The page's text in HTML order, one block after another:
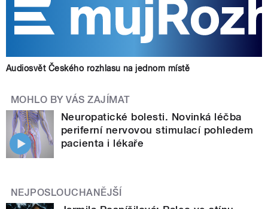
Audiosvět Českého rozhlasu na jednom místě
MOHLO BY VÁS ZAJÍMAT
Neuropatické bolesti. Novinká léčba
periferní nervovou stimulací pohledem
pacienta i lékaře
NEJPOSLOUCHANĚJŠÍ